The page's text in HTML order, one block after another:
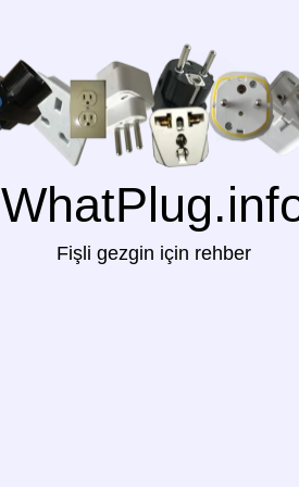
Fişli gezgin için rehber